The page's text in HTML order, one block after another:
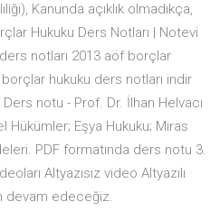
Kanunda açıklık olmadıkça,
Hukuku Ders Notları | Notevi
notları 2013 aöf borçlar
hukuku ders notları indir
notu - Prof. Dr. İlhan Helvacı
Hükümler; Eşya Hukuku; Miras
PDF formatında ders notu 3.
Altyazısız video Altyazılı
devam edeceğiz.